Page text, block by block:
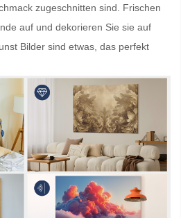
zugeschnitten sind. Frischen
auf und dekorieren Sie sie auf
Bilder sind etwas, das perfekt